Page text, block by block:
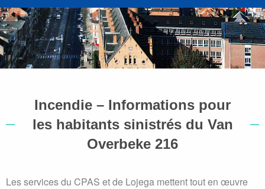
Incendie – Informations pour
les habitants sinistrés du Van
Overbeke 216
Les services du CPAS et de Lojega mettent tout en œuvre